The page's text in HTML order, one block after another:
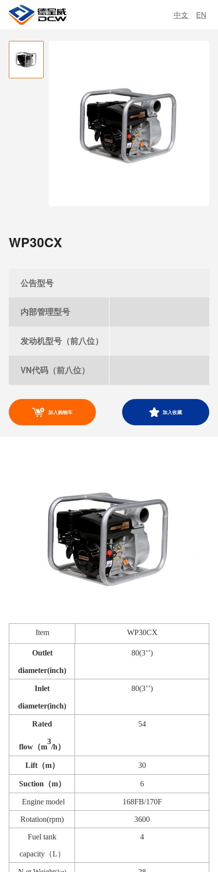
中文 EN
WP30CX
公告型号
内部管理型号
发动机型号（前八位）
VN代码（前八位）
Item WP30CX
Outlet
diameter(inch)
80(3’’)
Inlet
diameter(inch)
80(3’’)
Rated
flow （m
3
/h）
54
Lift（m） 30
Suction （m） 6
Engine model 168FB/170F
Rotation(rpm) 3600
Fuel tank
capacity（L）
4